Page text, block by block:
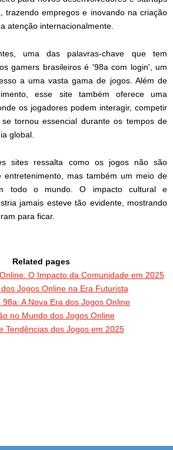
trazendo empregos e inovando na criação
atenção internacionalmente.
uma das palavras-chave que tem
gamers brasileiros é '98a com login', um
a uma vasta gama de jogos. Além de
esse site também oferece uma
os jogadores podem interagir, competir
tornou essencial durante os tempos de
global.
sites ressalta como os jogos não são
entretenimento, mas também um meio de
todo o mundo. O impacto cultural e
jamais esteve tão evidente, mostrando
para ficar.
Related pages
O Impacto da Comunidade em 2025
Jogos Online na Era Futurista
98a: A Nova Era dos Jogos Online
no Mundo dos Jogos Online
Tendências dos Jogos em 2025